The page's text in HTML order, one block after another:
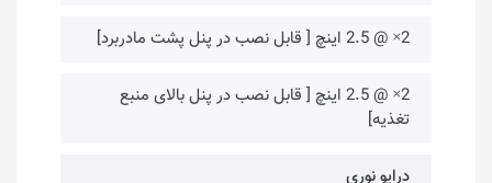
2× @ 2.5 اینچ [ قابل نصب در پنل پشت مادربرد]
2× @ 2.5 اینچ [ قابل نصب در پنل بالای منبع
تغذیه]
درایو نوری